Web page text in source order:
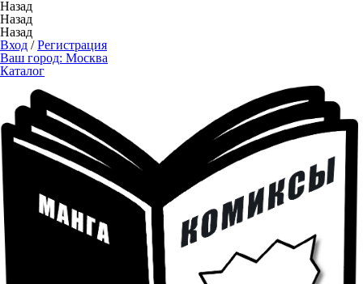
Назад
Назад
Назад
Вход /Регистрация
Ваш город: Москва
Каталог